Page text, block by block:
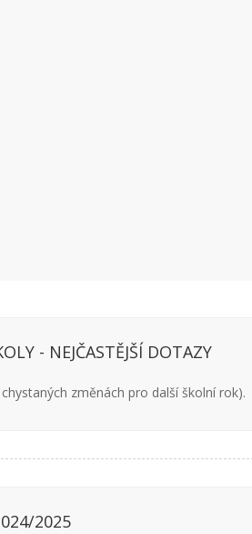
- NEJČASTĚJŠÍ DOTAZY
změnách pro další školní rok).
2025